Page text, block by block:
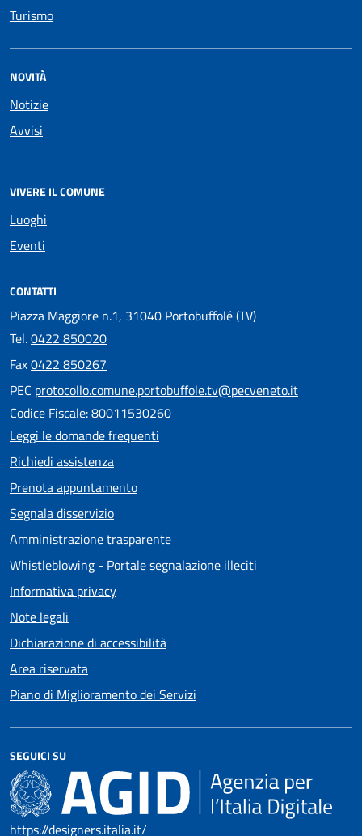
Turismo
NOVITÀ
Notizie
Avvisi
VIVERE IL COMUNE
Luoghi
Eventi
CONTATTI
Piazza Maggiore n.1, 31040 Portobuffolé (TV)
Tel.0422 850020
Fax0422 850267
PEC protocollo.comune.portobuffole.tv@pecveneto.it
Codice Fiscale: 80011530260
Leggi le domande frequenti
Richiedi assistenza
Prenota appuntamento
Segnala disservizio
Amministrazione trasparente
Whistleblowing - Portale segnalazione illeciti
Informativa privacy
Note legali
Dichiarazione di accessibilità
Area riservata
Piano di Miglioramento dei Servizi
SEGUICI SU
https://designers.italia.it/